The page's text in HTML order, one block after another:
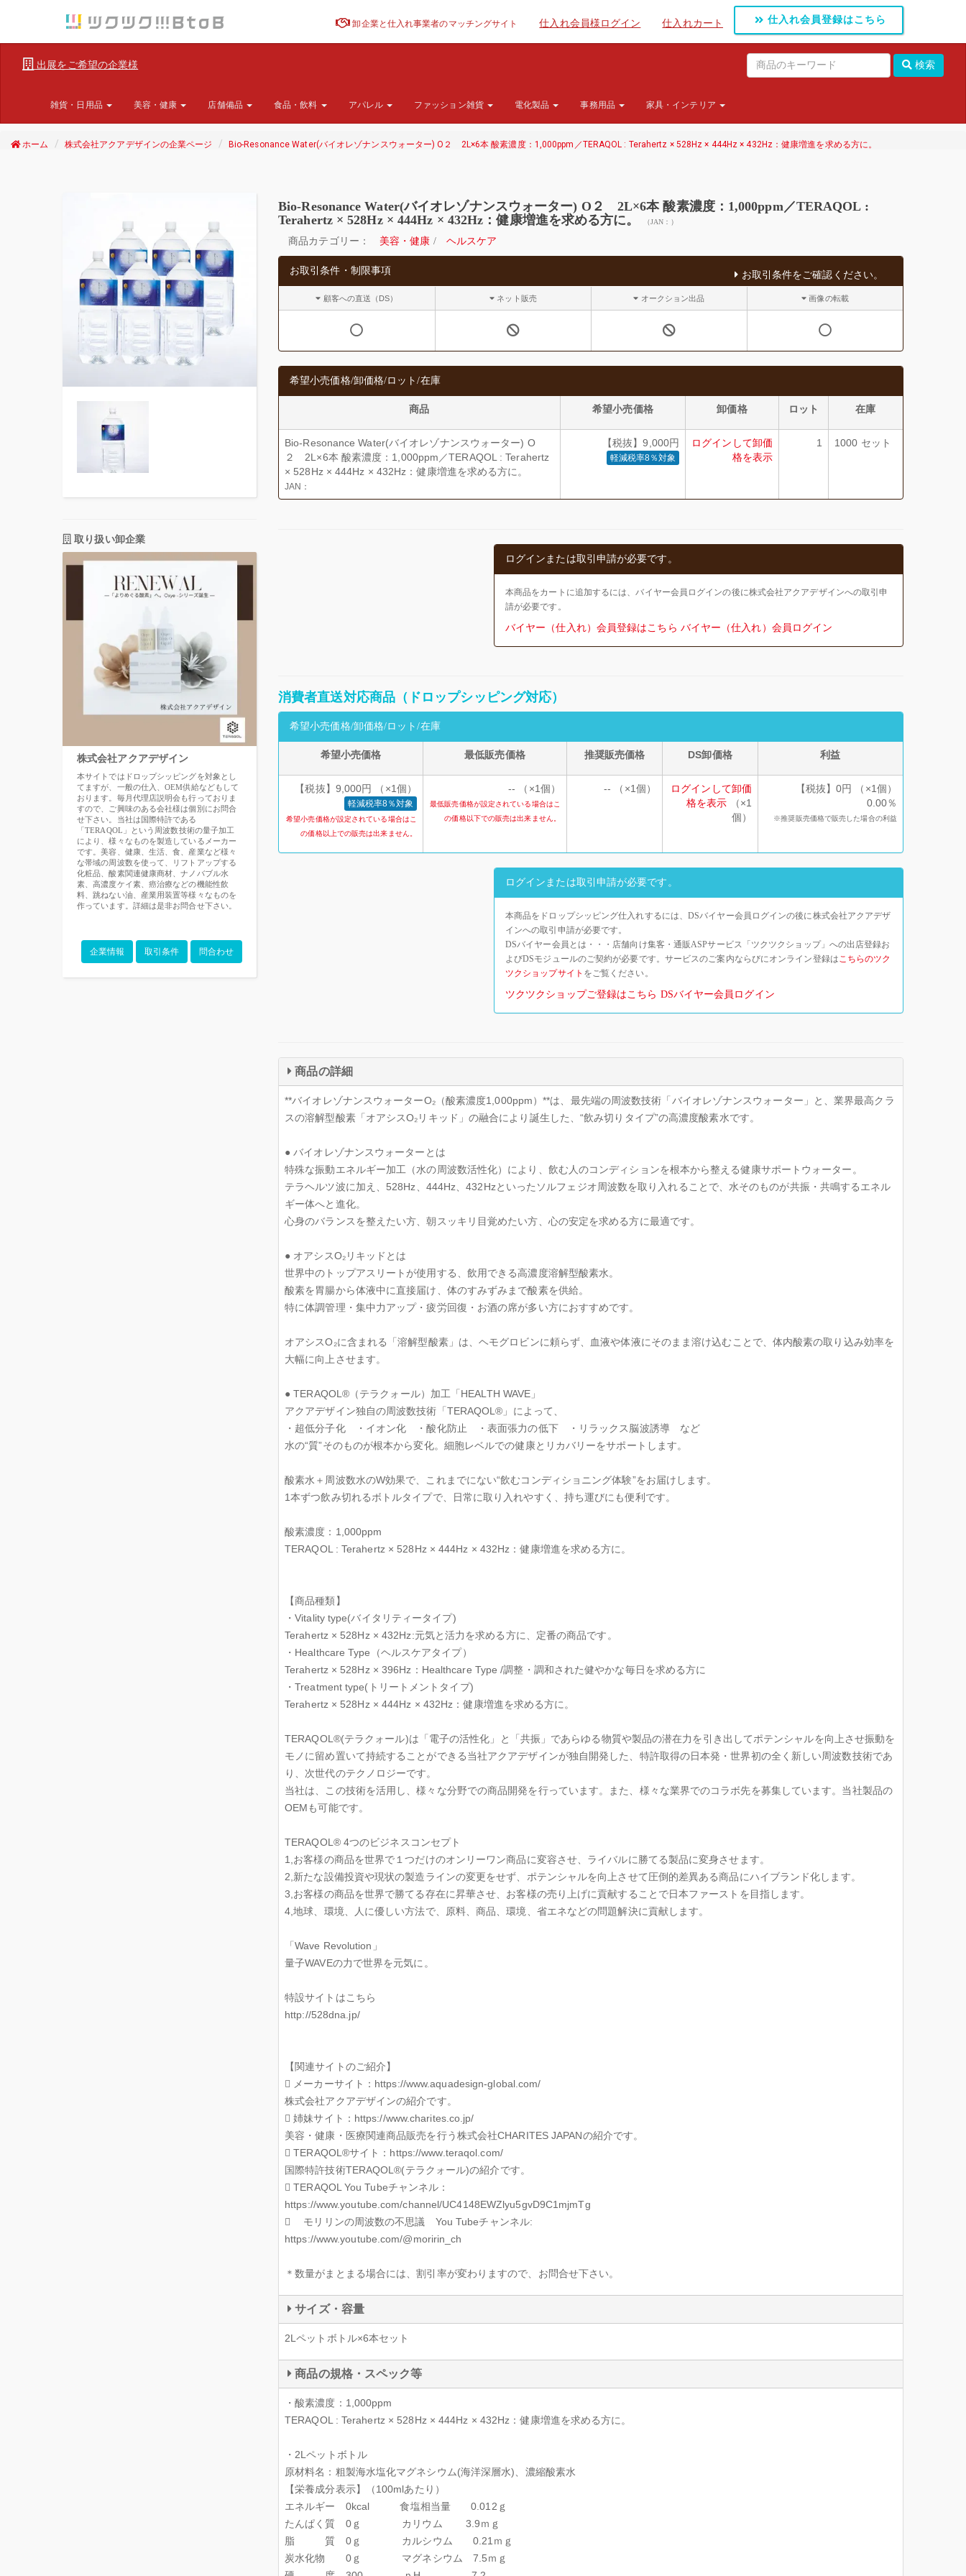
卸企業と仕入れ事業者のマッチングサイト 仕入れ会員様ログイン 仕入れカート 仕入れ会員登録はこちら
出展をご希望の企業様 検索
雑貨・日用品 美容・健康 店舗備品 食品・飲料 アパレル ファッション雑貨 電化製品 事務用品 家具・インテリア
ホーム 株式会社アクアデザインの企業ページ Bio-Resonance Water(バイオレゾナンスウォーター) O２ 2L×6本 酸素濃度：1,000ppm／TERAQOL : Terahertz × 528Hz × 444Hz × 432Hz：健康増進を求める方に。
取り扱い卸企業
株式会社アクアデザイン
本サイトではドロップシッピングを対象とし
てますが、一般の仕入、OEM供給などもして
おります。毎月代理店説明会も行っておりま
すので、ご興味のある会社様は個別にお問合
せ下さい。当社は国際特許である
「TERAQOL」という周波数技術の量子加工
により、様々なものを製造しているメーカー
です。美容、健康、生活、食、産業など様々
な帯域の周波数を使って、リフトアップする
化粧品、酸素関連健康商材、ナノバブル水
素、高濃度ケイ素、癌治療などの機能性飲
料、跳ねない油、産業用装置等様々なものを
作っています。詳細は是非お問合せ下さい。
企業情報 取引条件 問合わせ
Bio-Resonance Water(バイオレゾナンスウォーター) O２ 2L×6本 酸素濃度：1,000ppm／TERAQOL :
Terahertz × 528Hz × 444Hz × 432Hz：健康増進を求める方に。
（JAN：）
商品カテゴリー： 美容・健康 / ヘルスケア
お取引条件・制限事項 お取引条件をご確認ください。
顧客への直送（DS） ネット販売 オークション出品 画像の転載
希望小売価格/卸価格/ロット/在庫
商品 希望小売価格 卸価格 ロット 在庫
Bio-Resonance Water(バイオレゾナンスウォーター) O
２ 2L×6本 酸素濃度：1,000ppm／TERAQOL : Terahertz
× 528Hz × 444Hz × 432Hz：健康増進を求める方に。
JAN：
【税抜】9,000円
軽減税率8％対象
ログインして卸価
格を表示
1 1000 セット
ログインまたは取引申請が必要です。
本商品をカートに追加するには、バイヤー会員ログインの後に株式会社アクアデザインへの取引申
請が必要です。
バイヤー（仕入れ）会員登録はこちら バイヤー（仕入れ）会員ログイン
消費者直送対応商品（ドロップシッピング対応）
希望小売価格/卸価格/ロット/在庫
希望小売価格 最低販売価格 推奨販売価格 DS卸価格 利益
【税抜】9,000円 （×1個）
軽減税率8％対象
希望小売価格が設定されている場合はこ
の価格以上での販売は出来ません。
-- （×1個）
最低販売価格が設定されている場合はこ
の価格以下での販売は出来ません。
-- （×1個）
ログインして卸価
格を表示 （×1
個）
【税抜】0円 （×1個）
0.00％
※推奨販売価格で販売した場合の利益
ログインまたは取引申請が必要です。
本商品をドロップシッピング仕入れするには、DSバイヤー会員ログインの後に株式会社アクアデザ
インへの取引申請が必要です。
DSバイヤー会員とは・・・店舗向け集客・通販ASPサービス「ツクツクショップ」への出店登録お
よびDSモジュールのご契約が必要です。サービスのご案内ならびにオンライン登録はこちらのツク
ツクショップサイト をご覧ください。
ツクツクショップご登録はこちら DSバイヤー会員ログイン
商品の詳細
**バイオレゾナンスウォーターO₂（酸素濃度1,000ppm）**は、最先端の周波数技術「バイオレゾナンスウォーター」と、業界最高クラ
スの溶解型酸素「オアシスO₂リキッド」の融合により誕生した、“飲み切りタイプ”の高濃度酸素水です。
● バイオレゾナンスウォーターとは
特殊な振動エネルギー加工（水の周波数活性化）により、飲む人のコンディションを根本から整える健康サポートウォーター。
テラヘルツ波に加え、528Hz、444Hz、432Hzといったソルフェジオ周波数を取り入れることで、水そのものが共振・共鳴するエネル
ギー体へと進化。
心身のバランスを整えたい方、朝スッキリ目覚めたい方、心の安定を求める方に最適です。
● オアシスO₂リキッドとは
世界中のトップアスリートが使用する、飲用できる高濃度溶解型酸素水。
酸素を胃腸から体液中に直接届け、体のすみずみまで酸素を供給。
特に体調管理・集中力アップ・疲労回復・お酒の席が多い方におすすめです。
オアシスO₂に含まれる「溶解型酸素」は、ヘモグロビンに頼らず、血液や体液にそのまま溶け込むことで、体内酸素の取り込み効率を
大幅に向上させます。
● TERAQOL®（テラクォール）加工「HEALTH WAVE」
アクアデザイン独自の周波数技術「TERAQOL®」によって、
・超低分子化 ・イオン化 ・酸化防止 ・表面張力の低下 ・リラックス脳波誘導 など
水の“質”そのものが根本から変化。細胞レベルでの健康とリカバリーをサポートします。
酸素水＋周波数水のW効果で、これまでにない“飲むコンディショニング体験”をお届けします。
1本ずつ飲み切れるボトルタイプで、日常に取り入れやすく、持ち運びにも便利です。
酸素濃度：1,000ppm
TERAQOL : Terahertz × 528Hz × 444Hz × 432Hz：健康増進を求める方に。
【商品種類】
・Vitality type(バイタリティータイプ)
Terahertz × 528Hz × 432Hz:元気と活力を求める方に、定番の商品です。
・Healthcare Type（ヘルスケアタイプ）
Terahertz × 528Hz × 396Hz：Healthcare Type /調整・調和された健やかな毎日を求める方に
・Treatment type(トリートメントタイプ)
Terahertz × 528Hz × 444Hz × 432Hz：健康増進を求める方に。
TERAQOL®(テラクォール)は「電子の活性化」と「共振」であらゆる物質や製品の潜在力を引き出してポテンシャルを向上させ振動を
モノに留め置いて持続することができる当社アクアデザインが独自開発した、特許取得の日本発・世界初の全く新しい周波数技術であ
り、次世代のテクノロジーです。
当社は、この技術を活用し、様々な分野での商品開発を行っています。また、様々な業界でのコラボ先を募集しています。当社製品の
OEMも可能です。
TERAQOL® 4つのビジネスコンセプト
1,お客様の商品を世界で１つだけのオンリーワン商品に変容させ、ライバルに勝てる製品に変身させます。
2,新たな設備投資や現状の製造ラインの変更をせず、ポテンシャルを向上させて圧倒的差異ある商品にハイブランド化します。
3,お客様の商品を世界で勝てる存在に昇華させ、お客様の売り上げに貢献することで日本ファーストを目指します。
4,地球、環境、人に優しい方法で、原料、商品、環境、省エネなどの問題解決に貢献します。
「Wave Revolution」
量子WAVEの力で世界を元気に。
特設サイトはこちら
http://528dna.jp/
【関連サイトのご紹介】
 メーカーサイト：https://www.aquadesign-global.com/
株式会社アクアデザインの紹介です。
 姉妹サイト：https://www.charites.co.jp/
美容・健康・医療関連商品販売を行う株式会社CHARITES JAPANの紹介です。
 TERAQOL®サイト：https://www.teraqol.com/
国際特許技術TERAQOL®(テラクォール)の紹介です。
 TERAQOL You Tubeチャンネル：
https://www.youtube.com/channel/UC4148EWZlyu5gvD9C1mjmTg
 モリリンの周波数の不思議 You Tubeチャンネル:
https://www.youtube.com/@moririn_ch
＊数量がまとまる場合には、割引率が変わりますので、お問合せ下さい。
サイズ・容量
2Lペットボトル×6本セット
商品の規格・スペック等
・酸素濃度：1,000ppm
TERAQOL : Terahertz × 528Hz × 444Hz × 432Hz：健康増進を求める方に。
・2Lペットボトル
原材料名：粗製海水塩化マグネシウム(海洋深層水)、濃縮酸素水
【栄養成分表示】（100mlあたり）
エネルギー 0kcal 食塩相当量 0.012ｇ
たんぱく質 0ｇ カリウム 3.9ｍｇ
脂 質 0ｇ カルシウム 0.21ｍｇ
炭水化物 0ｇ マグネシウム 7.5ｍｇ